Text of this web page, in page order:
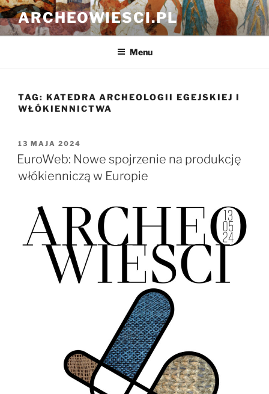
Przejdź
do
treści
ARCHEOWIESCI.PL
Menu
TAG: KATEDRA ARCHEOLOGII EGEJSKIEJ I
WŁÓKIENNICTWA
OPUBLIKOWANE
W
13 MAJA 2024
EuroWeb: Nowe spojrzenie na produkcję
włókienniczą w Europie